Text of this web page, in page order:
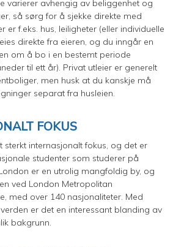
varierer avhengig av beliggenhet og
så sørg for å sjekke direkte med
er f.eks. hus, leiligheter (eller individuelle
direkte fra eieren, og du inngår en
om å bo i en bestemt periode
til ett år). Privat utleier er generelt
men husk at du kanskje må
separat fra husleien.
FOKUS
sterkt internasjonalt fokus, og det er
studenter som studerer på
er en utrolig mangfoldig by, og
ved London Metropolitan
med over 140 nasjonaliteter. Med
er det en interessant blanding av
bakgrunn.